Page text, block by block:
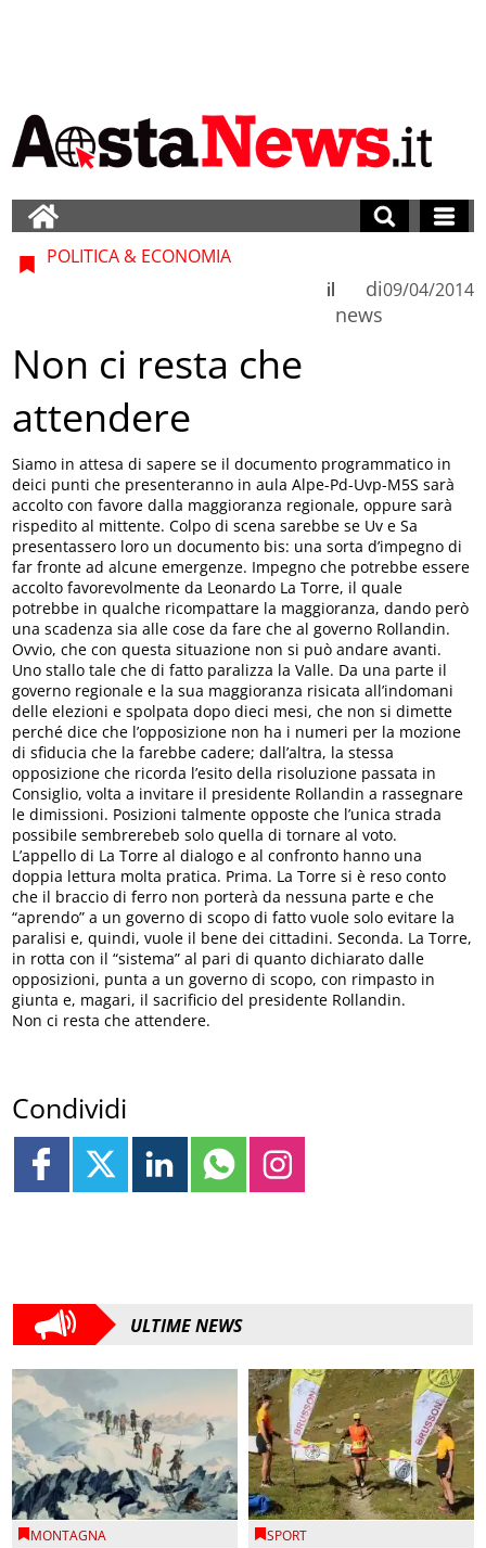
POLITICA & ECONOMIA
di
news
il 09/04/2014
Non ci resta che
attendere
Siamo in attesa di sapere se il documento programmatico in
deici punti che presenteranno in aula Alpe-Pd-Uvp-M5S sarà
accolto con favore dalla maggioranza regionale, oppure sarà
rispedito al mittente. Colpo di scena sarebbe se Uv e Sa
presentassero loro un documento bis: una sorta d’impegno di
far fronte ad alcune emergenze. Impegno che potrebbe essere
accolto favorevolmente da Leonardo La Torre, il quale
potrebbe in qualche ricompattare la maggioranza, dando però
una scadenza sia alle cose da fare che al governo Rollandin.
Ovvio, che con questa situazione non si può andare avanti.
Uno stallo tale che di fatto paralizza la Valle. Da una parte il
governo regionale e la sua maggioranza risicata all’indomani
delle elezioni e spolpata dopo dieci mesi, che non si dimette
perché dice che l’opposizione non ha i numeri per la mozione
di sfiducia che la farebbe cadere; dall’altra, la stessa
opposizione che ricorda l’esito della risoluzione passata in
Consiglio, volta a invitare il presidente Rollandin a rassegnare
le dimissioni. Posizioni talmente opposte che l’unica strada
possibile sembrerebeb solo quella di tornare al voto.
L’appello di La Torre al dialogo e al confronto hanno una
doppia lettura molta pratica. Prima. La Torre si è reso conto
che il braccio di ferro non porterà da nessuna parte e che
“aprendo” a un governo di scopo di fatto vuole solo evitare la
paralisi e, quindi, vuole il bene dei cittadini. Seconda. La Torre,
in rotta con il “sistema” al pari di quanto dichiarato dalle
opposizioni, punta a un governo di scopo, con rimpasto in
giunta e, magari, il sacrificio del presidente Rollandin.
Non ci resta che attendere.
Condividi
ULTIME NEWS
MONTAGNA SPORT